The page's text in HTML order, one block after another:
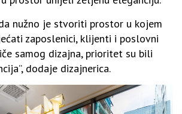
nužno je stvoriti prostor u kojem
zaposlenici, klijenti i poslovni
samog dizajna, prioritet su bili
dodaje dizajnerica.